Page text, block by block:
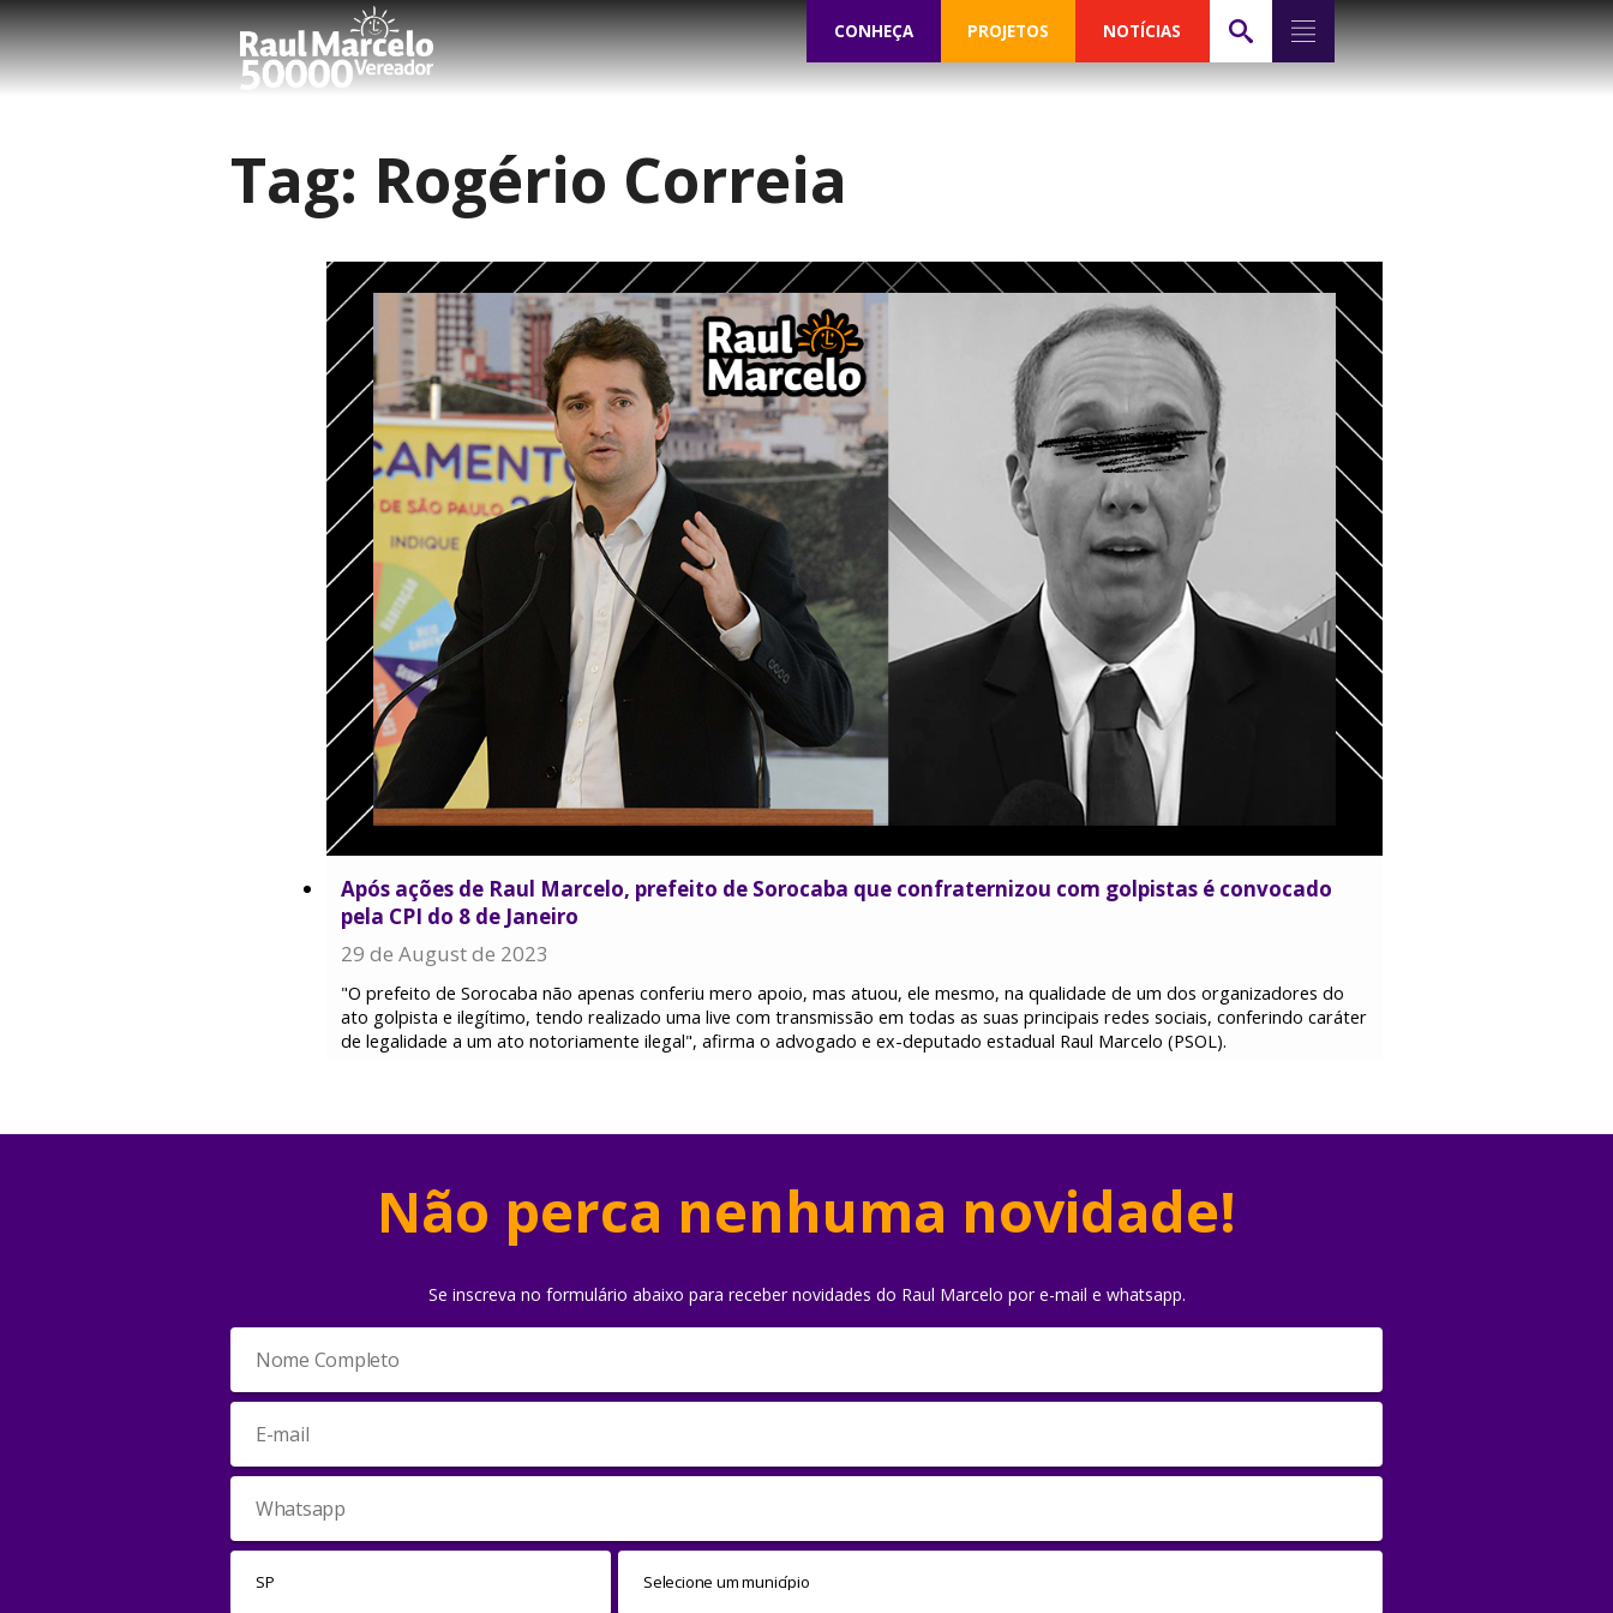
CONHEÇA PROJETOS NOTÍCIAS
Tag: Rogério Correia
Após ações de Raul Marcelo, prefeito de Sorocaba que confraternizou com golpistas é convocado
pela CPI do 8 de Janeiro
29 de August de 2023
"O prefeito de Sorocaba não apenas conferiu mero apoio, mas atuou, ele mesmo, na qualidade de um dos organizadores do
ato golpista e ilegítimo, tendo realizado uma live com transmissão em todas as suas principais redes sociais, conferindo caráter
de legalidade a um ato notoriamente ilegal", afirma o advogado e ex-deputado estadual Raul Marcelo (PSOL).
Não perca nenhuma novidade!
Se inscreva no formulário abaixo para receber novidades do Raul Marcelo por e-mail e whatsapp.